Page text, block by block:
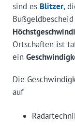
sind es Blitzer,
Ortschaften ist
ein
Die
auf